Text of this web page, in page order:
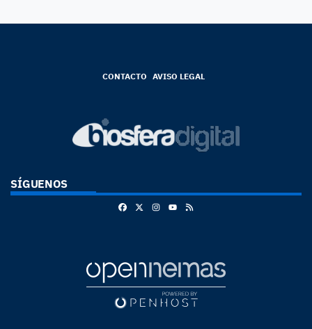
CONTACTO AVISO LEGAL
SÍGUENOS
FacebookInstagram